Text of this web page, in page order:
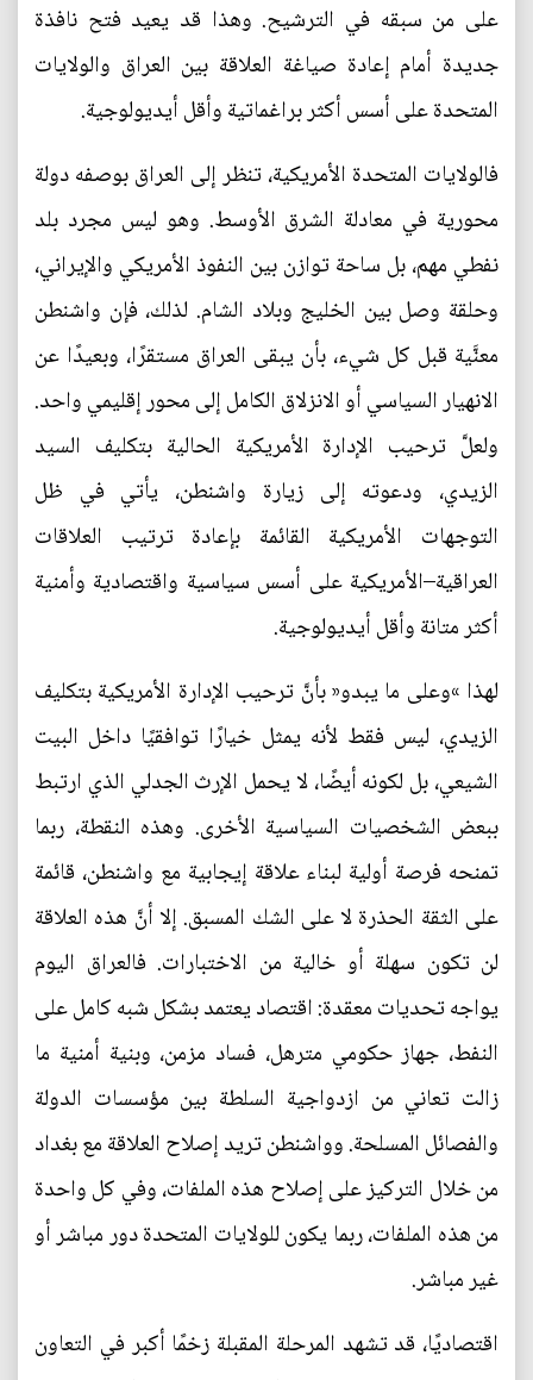
على من سبقه في الترشيح. وهذا قد يعيد فتح نافذة
جديدة أمام إعادة صياغة العلاقة بين العراق والولايات
المتحدة على أسس أكثر براغماتية وأقل أيديولوجية.
فالولايات المتحدة الأمريكية، تنظر إلى العراق بوصفه دولة
محورية في معادلة الشرق الأوسط. وهو ليس مجرد بلد
نفطي مهم، بل ساحة توازن بين النفوذ الأمريكي والإيراني،
وحلقة وصل بين الخليج وبلاد الشام. لذلك، فإن واشنطن
معنَّية قبل كل شيء، بأن يبقى العراق مستقرًا، وبعيدًا عن
الانهيار السياسي أو الانزلاق الكامل إلى محور إقليمي واحد.
ولعلَّ ترحيب الإدارة الأمريكية الحالية بتكليف السيد
الزيدي، ودعوته إلى زيارة واشنطن، يأتي في ظل
التوجهات الأمريكية القائمة بإعادة ترتيب العلاقات
العراقية–الأمريكية على أسس سياسية واقتصادية وأمنية
أكثر متانة وأقل أيديولوجية.
لهذا »وعلى ما يبدو« بأنَّ ترحيب الإدارة الأمريكية بتكليف
الزيدي، ليس فقط لأنه يمثل خيارًا توافقيًا داخل البيت
الشيعي، بل لكونه أيضًا، لا يحمل الإرث الجدلي الذي ارتبط
ببعض الشخصيات السياسية الأخرى. وهذه النقطة، ربما
تمنحه فرصة أولية لبناء علاقة إيجابية مع واشنطن، قائمة
على الثقة الحذرة لا على الشك المسبق. إلا أنَّ هذه العلاقة
لن تكون سهلة أو خالية من الاختبارات. فالعراق اليوم
يواجه تحديات معقدة: اقتصاد يعتمد بشكل شبه كامل على
النفط، جهاز حكومي مترهل، فساد مزمن، وبنية أمنية ما
زالت تعاني من ازدواجية السلطة بين مؤسسات الدولة
والفصائل المسلحة. وواشنطن تريد إصلاح العلاقة مع بغداد
من خلال التركيز على إصلاح هذه الملفات، وفي كل واحدة
من هذه الملفات، ربما يكون للولايات المتحدة دور مباشر أو
غير مباشر.
اقتصاديًا، قد تشهد المرحلة المقبلة زخمًا أكبر في التعاون